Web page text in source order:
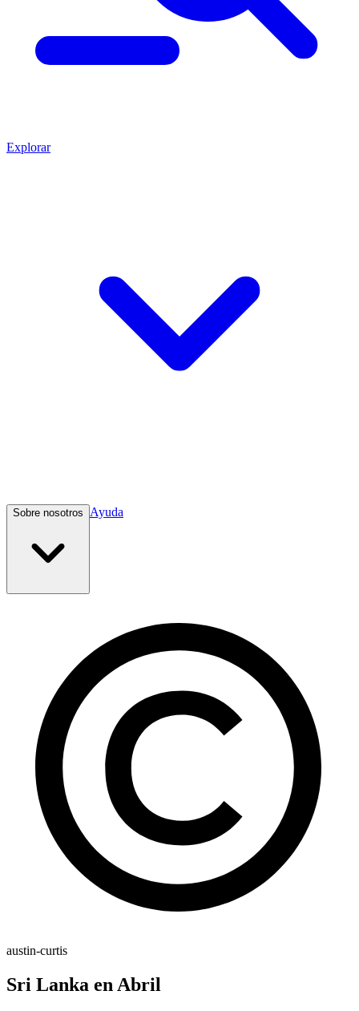
Explorar
Sobre nosotros Ayuda
austin-curtis
Sri Lanka en Abril